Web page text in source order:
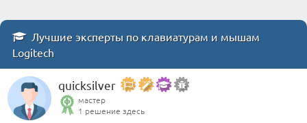
Лучшие эксперты по клавиатурам и мышам
Logitech
quicksilver
мастер
1 решение здесь